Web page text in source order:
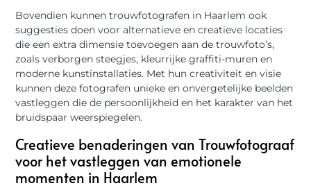
Bovendien kunnen trouwfotografen in Haarlem ook
suggesties doen voor alternatieve en creatieve locaties
die een extra dimensie toevoegen aan de trouwfoto’s,
zoals verborgen steegjes, kleurrijke graffiti-muren en
moderne kunstinstallaties. Met hun creativiteit en visie
kunnen deze fotografen unieke en onvergetelijke beelden
vastleggen die de persoonlijkheid en het karakter van het
bruidspaar weerspiegelen.
Creatieve benaderingen van Trouwfotograaf
voor het vastleggen van emotionele
momenten in Haarlem